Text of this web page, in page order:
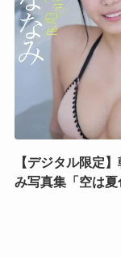
【デジタル限定
み写真集「空は夏